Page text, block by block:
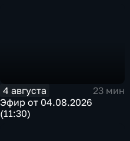
4 августа
23 мин
Эфир от 04.08.2026
(11:30)